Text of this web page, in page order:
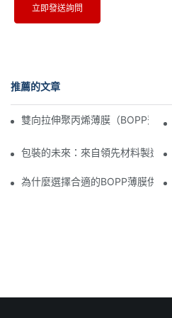
立即發送詢問
推薦的文章
雙向拉伸聚丙烯薄膜（BOPP薄膜
包裝的未來：來自領先材料製造
為什麼選擇合適的BOPP薄膜供應